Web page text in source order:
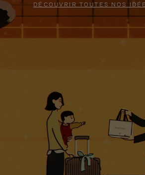
DÉCOUVRIR TOUTES NOS